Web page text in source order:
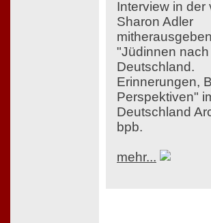
Interview in der
Sharon Adler
"Jüdinnen
Deutschland.
Erinnerungen,
Perspektiven"
Deutschland
bpb.
mehr...